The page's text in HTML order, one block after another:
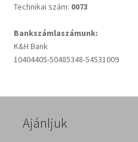
Bemutatkozás
Technikai szám: 0073
Bankszámlaszámunk:
K&H Bank
10404405-50485348-54531009
Ajánljuk